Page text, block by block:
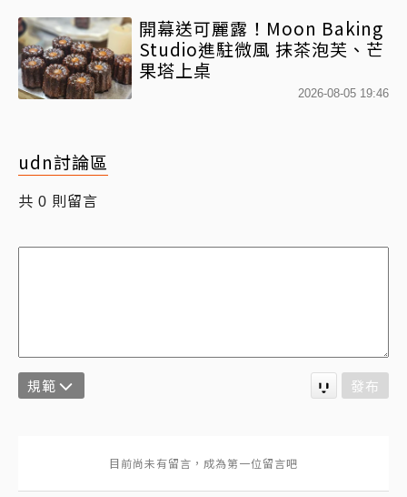
開幕送可麗露！Moon Baking
Studio進駐微風 抹茶泡芙、芒
果塔上桌
2026-08-05 19:46
udn討論區
共 0 則留言
規範 發布